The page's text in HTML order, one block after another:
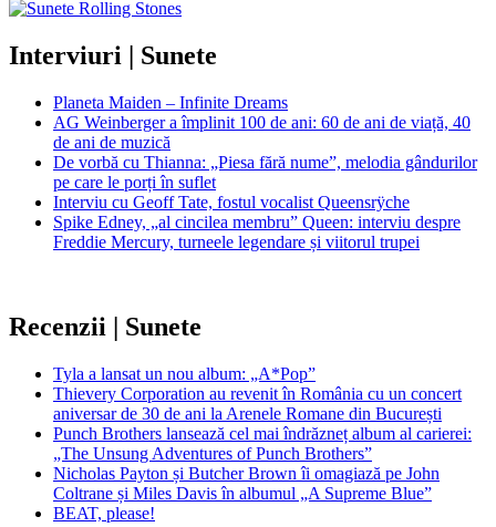
Interviuri | Sunete
Planeta Maiden – Infinite Dreams
AG Weinberger a împlinit 100 de ani: 60 de ani de viață, 40
de ani de muzică
De vorbă cu Thianna: „Piesa fără nume”, melodia gândurilor
pe care le porți în suflet
Interviu cu Geoff Tate, fostul vocalist Queensrÿche
Spike Edney, „al cincilea membru” Queen: interviu despre
Freddie Mercury, turneele legendare și viitorul trupei
Recenzii | Sunete
Tyla a lansat un nou album: „A*Pop”
Thievery Corporation au revenit în România cu un concert
aniversar de 30 de ani la Arenele Romane din București
Punch Brothers lansează cel mai îndrăzneț album al carierei:
„The Unsung Adventures of Punch Brothers”
Nicholas Payton și Butcher Brown îi omagiază pe John
Coltrane și Miles Davis în albumul „A Supreme Blue”
BEAT, please!